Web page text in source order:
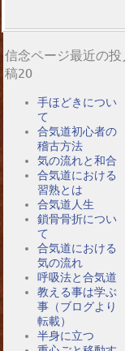
信念ページ最近の投
稿20
手ほどきについ
て
合気道初心者の
稽古方法
気の流れと和合
合気道における
習熟とは
合気道人生
鎖骨骨折につい
て
合気道における
気の流れ
呼吸法と合気道
教える事は学ぶ
事（ブログより
転載）
半身に立つ